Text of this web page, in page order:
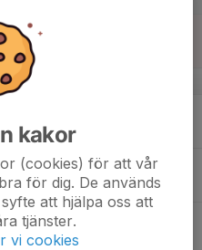
kakor
(cookies) för att vår
för dig. De används
att hjälpa oss att
tjänster.
vi cookies